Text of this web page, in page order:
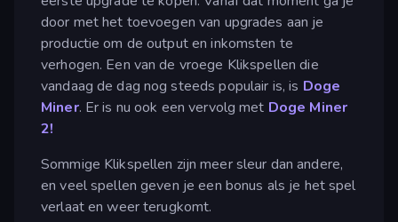
door met het toevoegen van upgrades aan je
productie om de output en inkomsten te
verhogen. Een van de vroege Klikspellen die
vandaag de dag nog steeds populair is, is Doge
Miner. Er is nu ook een vervolg met Doge Miner
2!
Sommige Klikspellen zijn meer sleur dan andere,
en veel spellen geven je een bonus als je het spel
verlaat en weer terugkomt.